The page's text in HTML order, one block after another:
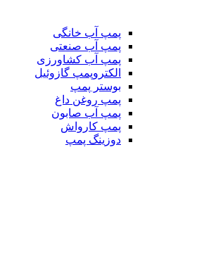
پمپ آب خانگی
پمپ آب صنعتی
پمپ آب کشاورزی
الکتروپمپ گازوئیل
بوستر پمپ
پمپ روغن داغ
پمپ آب صابون
پمپ کارواش
دوزینگ پمپ